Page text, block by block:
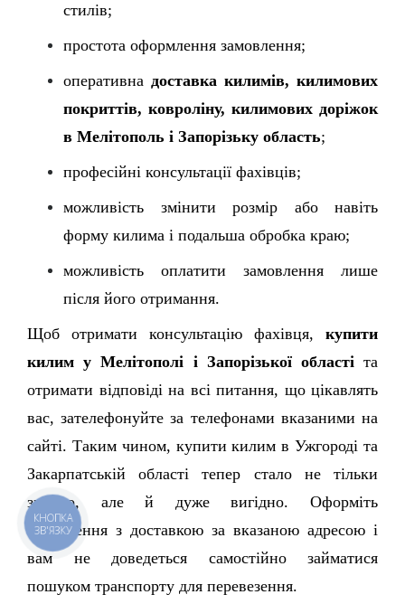
стилів;
простота оформлення замовлення;
оперативна доставка килимів, килимових
покриттів, ковроліну, килимових доріжок
в Мелітополь і Запорізьку область;
професійні консультації фахівців;
можливість змінити розмір або навіть
форму килима і подальша обробка краю;
можливість оплатити замовлення лише
після його отримання.
Щоб отримати консультацію фахівця, купити
килим у Мелітополі і Запорізької області та
отримати відповіді на всі питання, що цікавлять
вас, зателефонуйте за телефонами вказаними на
сайті. Таким чином, купити килим в Ужгороді та
Закарпатській області тепер стало не тільки
зручно, але й дуже вигідно. Оформіть
замовлення з доставкою за вказаною адресою і
вам не доведеться самостійно займатися
пошуком транспорту для перевезення.
КНОПКА
ЗВ'ЯЗКУ